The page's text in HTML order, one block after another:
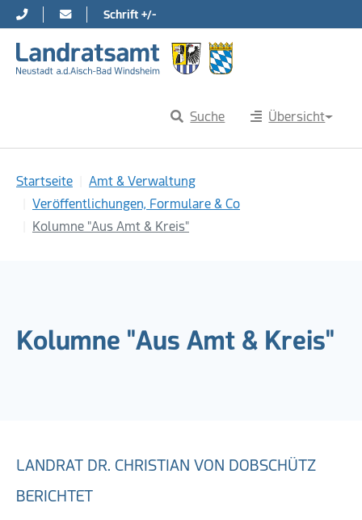
Direkt zur Hauptnavigation springen
Direkt zum Inhalt springen
Schrift +/-
Suche Übersicht
Startseite
Amt & Verwaltung
Veröffentlichungen, Formulare & Co
Kolumne "Aus Amt & Kreis"
Kolumne "Aus Amt & Kreis"
LANDRAT DR. CHRISTIAN VON DOBSCHÜTZ
BERICHTET